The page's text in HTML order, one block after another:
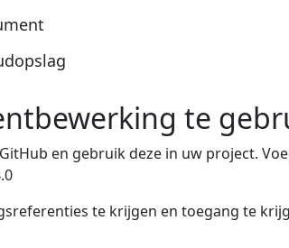
te
en gebruik deze in uw project.
te krijgen en toegang te